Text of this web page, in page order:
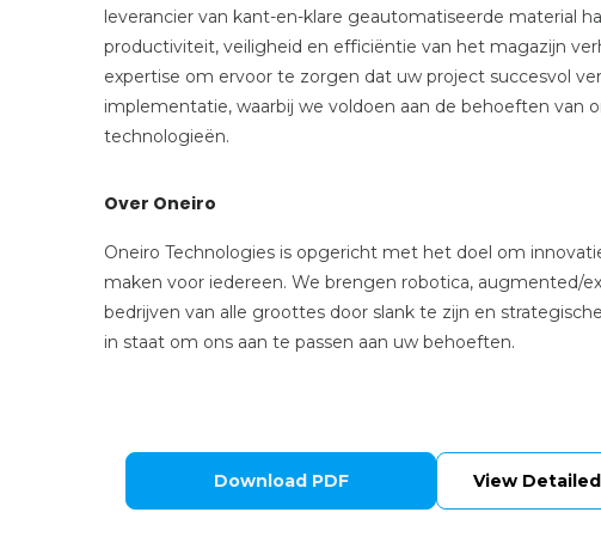
leverancier van kant-en-klare geautomatiseerde material
productiviteit, veiligheid en efficiëntie van het magazijn
expertise om ervoor te zorgen dat uw project succesvol
implementatie, waarbij we voldoen aan de behoeften van
technologieën.
Over Oneiro
Oneiro Technologies is opgericht met het doel om
maken voor iedereen. We brengen robotica, augmented/
bedrijven van alle groottes door slank te zijn en
in staat om ons aan te passen aan uw behoeften.
Download PDF View